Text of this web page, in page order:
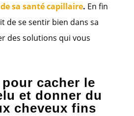
sa santé capillaire. En fin
de se sentir bien dans sa
des solutions qui vous
cacher le
et donner du
cheveux fins